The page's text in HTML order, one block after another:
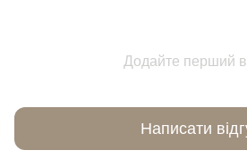
Додайте перший
Написати